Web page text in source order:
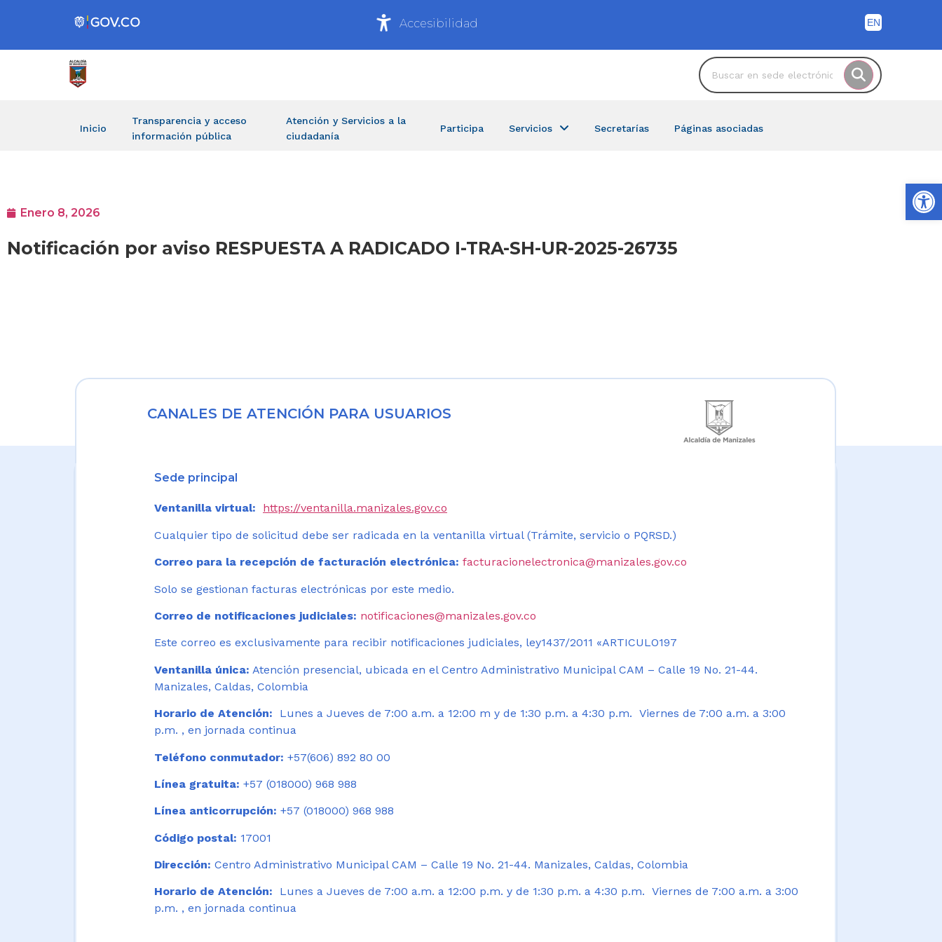
Accesibilidad
Inicio
Transparencia y acceso
información pública
Atención y Servicios a la
ciudadanía
Participa Servicios Secretarías Páginas asociadas
Enero 8, 2026
Notificación por aviso RESPUESTA A RADICADO I-TRA-SH-UR-2025-26735
CANALES DE ATENCIÓN PARA USUARIOS
Sede principal
Ventanilla virtual: https://ventanilla.manizales.gov.co
Cualquier tipo de solicitud debe ser radicada en la ventanilla virtual (Trámite, servicio o PQRSD.)
Correo para la recepción de facturación electrónica: facturacionelectronica@manizales.gov.co
Solo se gestionan facturas electrónicas por este medio.
Correo de notificaciones judiciales: notificaciones@manizales.gov.co
Este correo es exclusivamente para recibir notificaciones judiciales, ley1437/2011 «ARTICULO197
Ventanilla única: Atención presencial, ubicada en el Centro Administrativo Municipal CAM – Calle 19 No. 21-44.
Manizales, Caldas, Colombia
Horario de Atención:
Lunes a Jueves de 7:00 a.m. a 12:00 m y de 1:30 p.m. a 4:30 p.m. Viernes de 7:00 a.m. a 3:00
p.m. , en jornada continua
Teléfono conmutador: +57(606) 892 80 00
Línea gratuita: +57 (018000) 968 988
Línea anticorrupción: +57 (018000) 968 988
Código postal: 17001
Dirección: Centro Administrativo Municipal CAM – Calle 19 No. 21-44. Manizales, Caldas, Colombia
Horario de Atención: Lunes a Jueves de 7:00 a.m. a 12:00 p.m. y de 1:30 p.m. a 4:30 p.m. Viernes de 7:00 a.m. a 3:00
p.m. , en jornada continua